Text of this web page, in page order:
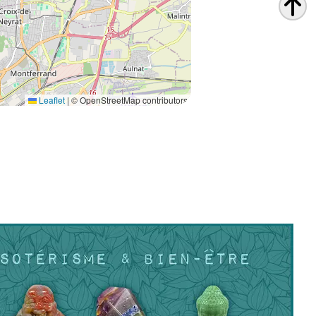
Leaflet | © OpenStreetMap contributors